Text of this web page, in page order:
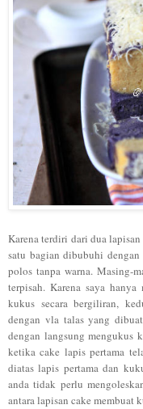
Karena terdiri dari dua
satu bagian dibubuhi
polos tanpa warna. Masing-
terpisah. Karena saya
kukus secara bergiliran,
dengan vla talas yang
dengan langsung mengukus
ketika cake lapis pertama
diatas lapis pertama dan
anda tidak perlu
antara lapisan cake membuat